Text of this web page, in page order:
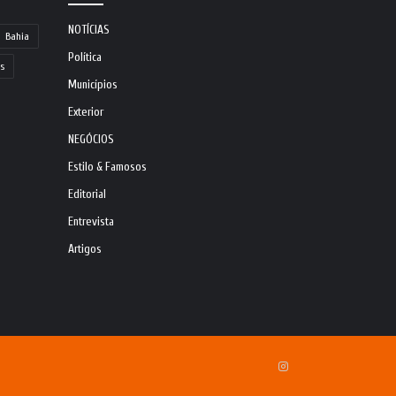
Bahia
NOTÍCIAS
Política
Municípios
Exterior
NEGÓCIOS
Estilo & Famosos
Editorial
Entrevista
Artigos
Instagram